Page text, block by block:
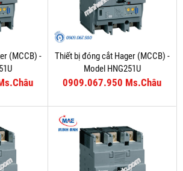
(MCCB) -
Thiết bị đóng cắt Hager (MCCB) -
Model HNG251U
0909.067.950 Ms.Châu